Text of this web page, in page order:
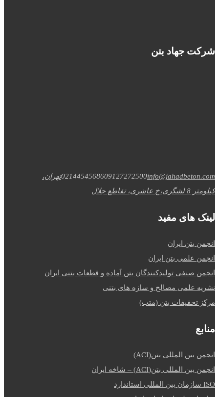
شرکت جهاد بتن
0214454568609127272500info@jahadbeton.com
تهران،
کیلومتر 8 لشگری،خ عاشری، تقاطع جلال
لینک های مفید
انجمن بتن ایران
انجمن علمی بتن ایران
انجمن صنفی تولیدکنندگان بتن آماده و قطعات بتنی ایران
نشریه علمی مصالح و سازه های بتنی
مرکز تحقیقات بتن (متب)
منابع
انجمن بین المللی بتن(ACI)
انجمن بین المللی بتن(ACI) – شاخه ایران
ISO سازمان بین المللی استاندارد